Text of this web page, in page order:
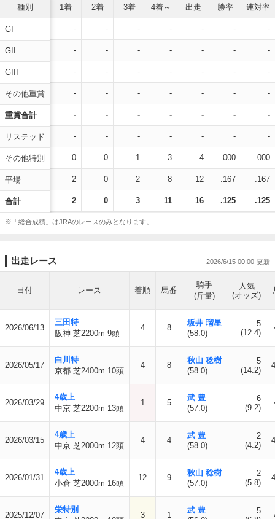
種別
GI
GII
GIII
その他重賞
重賞合計
リステッド
その他特別
平場
合計
1着 2着 3着 4着～ 出走 勝率 連対率
- - - - - - -
- - - - - - -
- - - - - - -
- - - - - - -
- - - - - - -
- - - - - - -
0 0 1 3 4 .000 .000
2 0 2 8 12 .167 .167
2 0 3 11 16 .125 .125
※「総合成績」はJRAのレースのみとなります。
出走レース 2026/6/15 00:00
日付 レース 着順 馬番
騎手
(斤量)
人気
(オッズ)
2026/06/13
三田特
阪神 芝2200m 9頭
4 8
坂井 瑠星
(58.0)
5
(12.4)
2026/05/17
白川特
京都 芝2400m 10頭
4 8
秋山 稔樹
(58.0)
5
(14.2)
2026/03/29
4歳上
中京 芝2200m 13頭
1 5
武 豊
(57.0)
6
(9.2)
2026/03/15
4歳上
中京 芝2000m 12頭
4 4
武 豊
(58.0)
2
(4.2)
2026/01/31
4歳上
小倉 芝2000m 16頭
12 9
秋山 稔樹
(57.0)
2
(5.8)
2025/12/07
栄特別
3 1
武 豊
5